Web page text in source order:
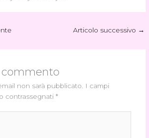
Articolo successivo →
commento
non sarà pubblicato.
I campi
contrassegnati *